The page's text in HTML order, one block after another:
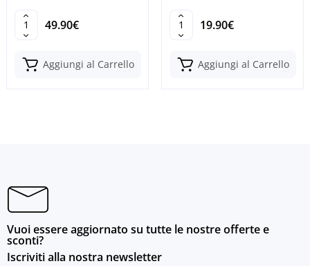
49.90€
Aggiungi al Carrello
19.90€
Aggiungi al Carrello
Vuoi essere aggiornato su tutte le nostre offerte e
sconti?
Iscriviti alla nostra newsletter